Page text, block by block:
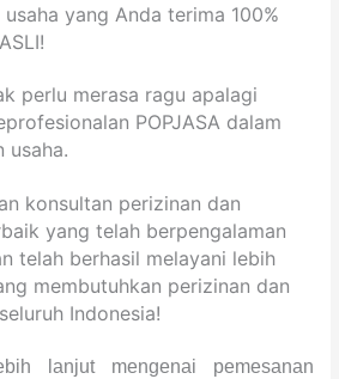
yang Anda terima 100%
perlu merasa ragu apalagi
POPJASA dalam
usaha.
konsultan perizinan dan
yang telah berpengalaman
telah berhasil melayani lebih
membutuhkan perizinan dan
Indonesia!
lanjut mengenai pemesanan